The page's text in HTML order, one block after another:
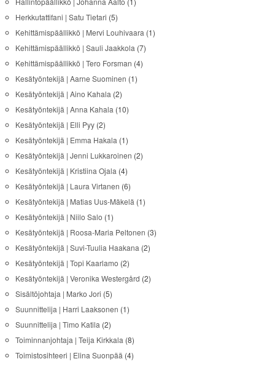
Herkkutattifani | Satu Tietari (5)
Kehittämispäällikkö | Mervi Louhivaara (1)
Kehittämispäällikkö | Sauli Jaakkola (7)
Kehittämispäällikkö | Tero Forsman (4)
Kesätyöntekijä | Aarne Suominen (1)
Kesätyöntekijä | Aino Kahala (2)
Kesätyöntekijä | Anna Kahala (10)
Kesätyöntekijä | Elli Pyy(2)
Kesätyöntekijä | Emma Hakala (1)
Kesätyöntekijä | Jenni Lukkaroinen (2)
Kesätyöntekijä | Kristiina Ojala (4)
Kesätyöntekijä | Laura Virtanen (6)
Kesätyöntekijä | Matias Uus-Mäkelä (1)
Kesätyöntekijä | Niilo Salo (1)
Kesätyöntekijä | Roosa-Maria Peltonen (3)
Kesätyöntekijä | Suvi-Tuulia Haakana (2)
Kesätyöntekijä | Topi Kaarlamo (2)
Kesätyöntekijä | Veronika Westergård (2)
Sisältöjohtaja | Marko Jori (5)
Suunnittelija | Harri Laaksonen (1)
Suunnittelija | Timo Katila (2)
Toiminnanjohtaja | Teija Kirkkala (8)
Toimistosihteeri | Elina Suonpää (4)